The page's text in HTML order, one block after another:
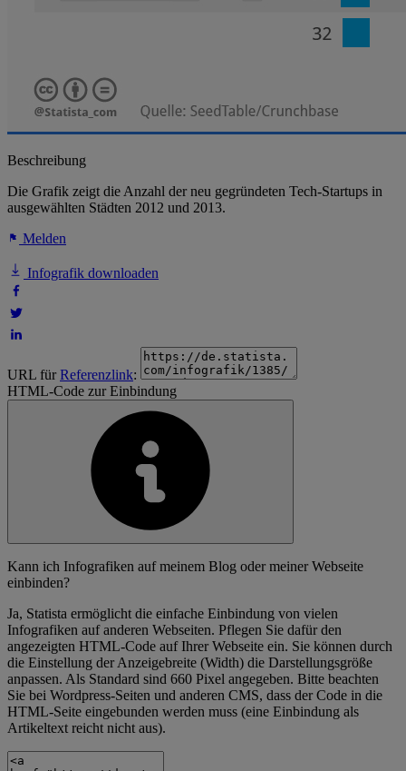
Beschreibung
Die Grafik zeigt die Anzahl der neu gegründeten Tech-Startups in
ausgewählten Städten 2012 und 2013.
Melden
Infografik downloaden
URL fürReferenzlink:
HTML-Code zur Einbindung
Kann ich Infografiken auf meinem Blog oder meiner Webseite
einbinden?
Ja, Statista ermöglicht die einfache Einbindung von vielen
Infografiken auf anderen Webseiten. Pflegen Sie dafür den
angezeigten HTML-Code auf Ihrer Webseite ein. Sie können durch
die Einstellung der Anzeigebreite (Width) die Darstellungsgröße
anpassen. Als Standard sind 660 Pixel angegeben. Bitte beachten
Sie bei Wordpress-Seiten und anderen CMS, dass der Code in die
HTML-Seite eingebunden werden muss (eine Einbindung als
Artikeltext reicht nicht aus).